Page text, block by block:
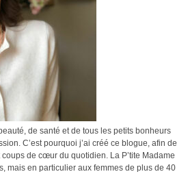
de santé et de tous les petits bonheurs
C’est pourquoi j’ai créé ce blogue, afin de
de cœur du quotidien. La P’tite Madame
mais en particulier aux femmes de plus de 40